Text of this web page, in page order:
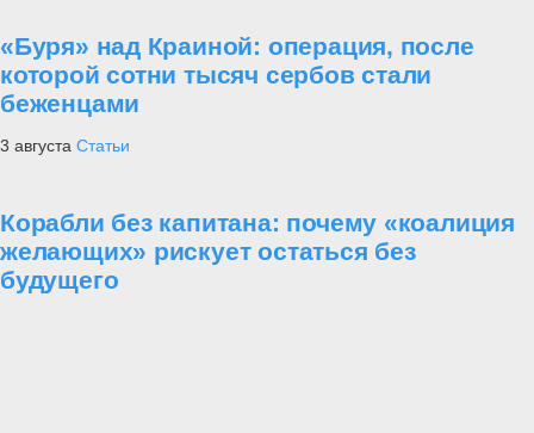
«Буря» над Краиной: операция, после
которой сотни тысяч сербов стали
беженцами
3 августа Статьи
Корабли без капитана: почему «коалиция
желающих» рискует остаться без
будущего